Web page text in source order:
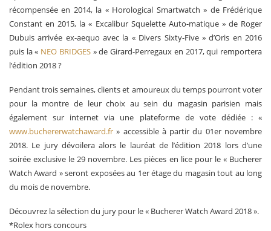
récompensée en 2014, la « Horological Smartwatch » de Frédérique
Constant en 2015, la « Excalibur Squelette Auto-matique » de Roger
Dubuis arrivée ex-aequo avec la « Divers Sixty-Five » d’Oris en 2016
puis la « NEO BRIDGES» de Girard-Perregaux en 2017, qui remportera
l’édition 2018 ?
Pendant trois semaines, clients et amoureux du temps pourront voter
pour la montre de leur choix au sein du magasin parisien mais
également sur internet via une plateforme de vote dédiée : «
www.buchererwatchaward.fr » accessible à partir du 01er novembre
2018. Le jury dévoilera alors le lauréat de l’édition 2018 lors d’une
soirée exclusive le 29 novembre. Les pièces en lice pour le « Bucherer
Watch Award » seront exposées au 1er étage du magasin tout au long
du mois de novembre.
Découvrez la sélection du jury pour le « Bucherer Watch Award 2018 ».
*Rolex hors concours